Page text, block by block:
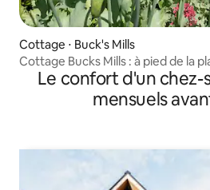
Cottage ⋅ Buck's Mills
Cottage Bucks Mills : à pied de la
Le confort d'un chez-
mensuels